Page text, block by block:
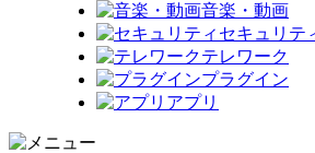
音楽・動画
セキュリテ
テレワーク
プラグイン
アプリ